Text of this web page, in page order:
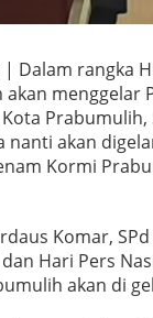
| Dalam rangka
menggelar
akan
Kormi
Komar,
Hari Pers
akan di